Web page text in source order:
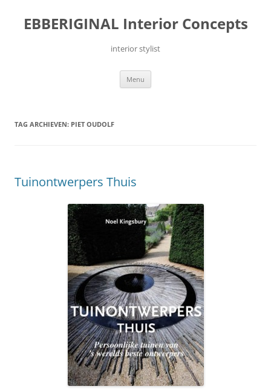
inhoud
EBBERIGINAL Interior Concepts
interior stylist
Menu
TAG ARCHIEVEN: PIET OUDOLF
Tuinontwerpers Thuis